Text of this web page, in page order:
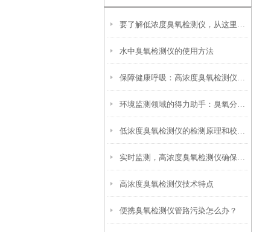
要了解低浓度臭氧检测仪，从这里开始
水中臭氧检测仪的使用方法
保障健康呼吸：高浓度臭氧检测仪在室内空气品质监控的应用与优势
环境监测领域的得力助手：臭氧分析仪在空气质量评估与污染预警中的应用
低浓度臭氧检测仪的检测原理和校准方法
实时监测，高浓度臭氧检测仪确保空气质量达标
高浓度臭氧检测仪技术特点
便携臭氧检测仪管路污染怎么办？